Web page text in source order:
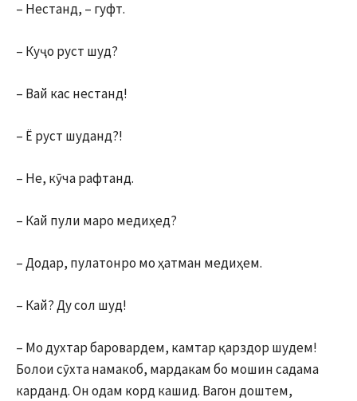
– Нестанд, – гуфт.
– Куҷо руст шуд?
– Вай кас нестанд!
– Ё руст шуданд?!
– Не, кӯча рафтанд.
– Кай пули маро медиҳед?
– Додар, пулатонро мо ҳатман медиҳем.
– Кай? Ду сол шуд!
– Мо духтар баровардем, камтар қарздор шудем!
Болои сӯхта намакоб, мардакам бо мошин садама
карданд. Он одам корд кашид. Вагон доштем,